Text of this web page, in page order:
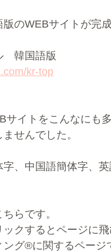
版のWEBサイトが完
韓国語版
kr-top
サイトをこんなにも
せんでした。
字、中国語簡体字、
らです。
クするとページに
ング®に関するページ